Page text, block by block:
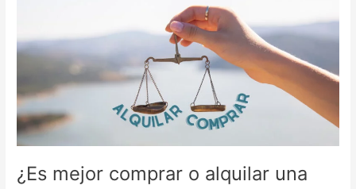
¿Es mejor comprar o alquilar una
alquilar